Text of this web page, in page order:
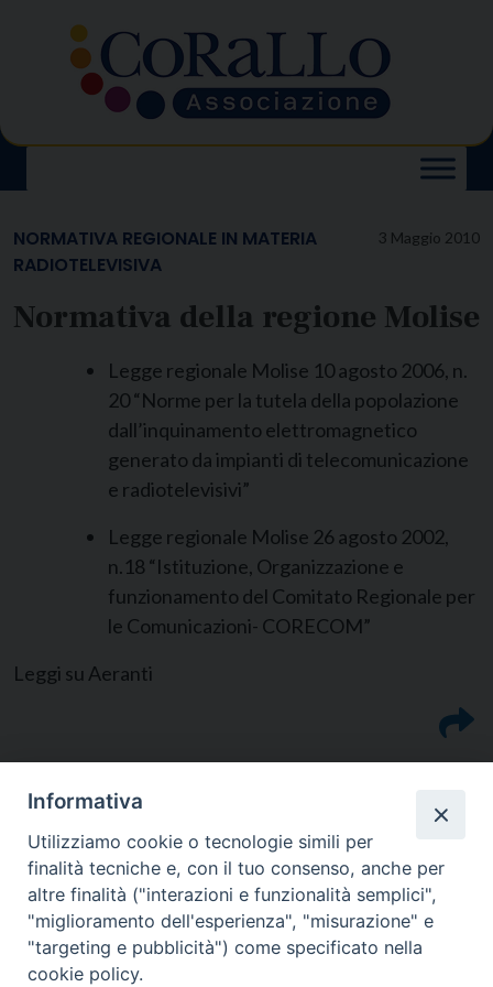
content
3 Maggio 2010
NORMATIVA REGIONALE IN MATERIA
RADIOTELEVISIVA
Normativa della regione Molise
Legge regionale Molise 10 agosto 2006, n.
20 “Norme per la tutela della popolazione
dall’inquinamento elettromagnetico
generato da impianti di telecomunicazione
e radiotelevisivi”
Legge regionale Molise 26 agosto 2002,
n.18 “Istituzione, Organizzazione e
funzionamento del Comitato Regionale per
le Comunicazioni- CORECOM”
Leggi su Aeranti
Informativa
Utilizziamo cookie o tecnologie simili per
finalità tecniche e, con il tuo consenso, anche per
altre finalità ("interazioni e funzionalità semplici",
"miglioramento dell'esperienza", "misurazione" e
"targeting e pubblicità") come specificato nella
cookie policy.